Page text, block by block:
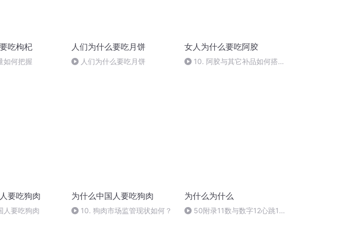
吃枸杞
如何把握
人们为什么要吃月饼
人们为什么要吃月饼
女人为什么要吃阿胶
10. 阿胶与其它补品如何搭
要吃狗肉
人要吃狗肉
为什么中国人要吃狗肉
10. 狗肉市场监管现状如何？
为什么为什么
50附录11数与数字12心跳13